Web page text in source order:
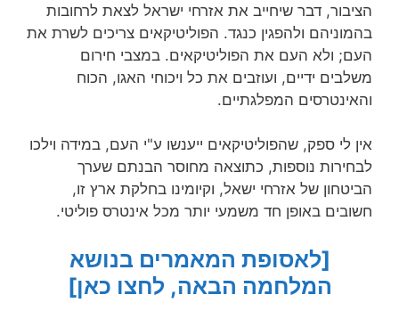
הציבור, דבר שיחייב את אזרחי ישראל לצאת לרחובות
בהמוניהם ולהפגין כנגד. הפוליטיקאים צריכים לשרת את
העם; ולא העם את הפוליטיקאים. במצבי חירום
משלבים ידיים, ועוזבים את כל ויכוחי האגו, הכוח
והאינטרסים המפלגתיים.
אין לי ספק, שהפוליטיקאים ייענשו ע"י העם, במידה וילכו
לבחירות נוספות, כתוצאה מחוסר הבנתם שערך
הביטחון של אזרחי ישאל, וקיומינו בחלקת ארץ זו,
חשובים באופן חד משמעי יותר מכל אינטרס פוליטי.
[לאסופת המאמרים בנושא
המלחמה הבאה, לחצו כאן]